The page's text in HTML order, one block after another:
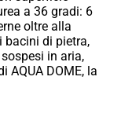
a 36 gradi: 6
oltre alla
bacini di pietra,
in aria,
AQUA DOME, la